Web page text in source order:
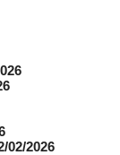
02/2026